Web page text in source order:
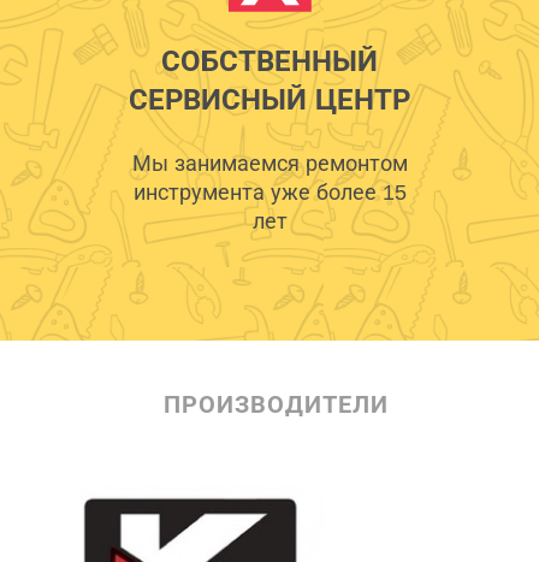
СОБСТВЕННЫЙ
СЕРВИСНЫЙ ЦЕНТР
Мы занимаемся ремонтом
инструмента уже более 15
лет
ПРОИЗВОДИТЕЛИ